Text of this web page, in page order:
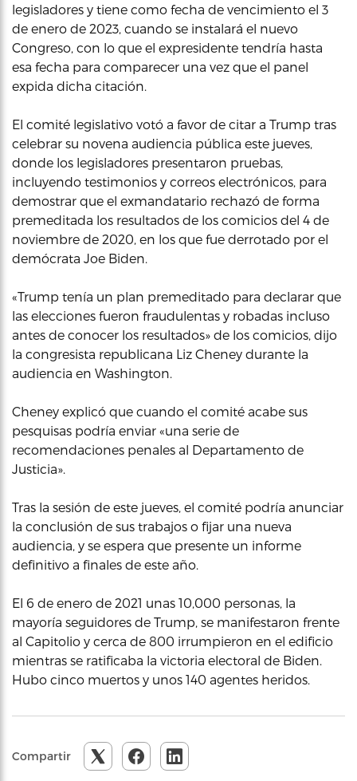
legisladores y tiene como fecha de vencimiento el 3
de enero de 2023, cuando se instalará el nuevo
Congreso, con lo que el expresidente tendría hasta
esa fecha para comparecer una vez que el panel
expida dicha citación.
El comité legislativo votó a favor de citar a Trump tras
celebrar su novena audiencia pública este jueves,
donde los legisladores presentaron pruebas,
incluyendo testimonios y correos electrónicos, para
demostrar que el exmandatario rechazó de forma
premeditada los resultados de los comicios del 4 de
noviembre de 2020, en los que fue derrotado por el
demócrata Joe Biden.
«Trump tenía un plan premeditado para declarar que
las elecciones fueron fraudulentas y robadas incluso
antes de conocer los resultados» de los comicios, dijo
la congresista republicana Liz Cheney durante la
audiencia en Washington.
Cheney explicó que cuando el comité acabe sus
pesquisas podría enviar «una serie de
recomendaciones penales al Departamento de
Justicia».
Tras la sesión de este jueves, el comité podría anunciar
la conclusión de sus trabajos o fijar una nueva
audiencia, y se espera que presente un informe
definitivo a finales de este año.
El 6 de enero de 2021 unas 10,000 personas, la
mayoría seguidores de Trump, se manifestaron frente
al Capitolio y cerca de 800 irrumpieron en el edificio
mientras se ratificaba la victoria electoral de Biden.
Hubo cinco muertos y unos 140 agentes heridos.
Compartir